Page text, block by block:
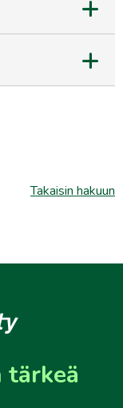
Takaisin hakuun